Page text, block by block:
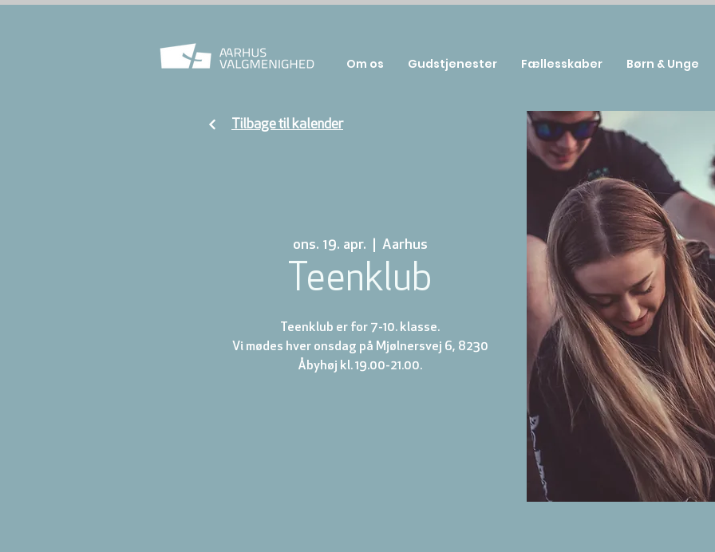
ons. 19. apr. Aarhus
Teenklub
Teenklub er for 7-10. klasse.
Vi mødes hver onsdag på Mjølnersvej 6, 8230
Åbyhøj kl. 19.00-21.00.
Tilbage til kalender
Om os Gudstjenester Fællesskaber Børn & Unge